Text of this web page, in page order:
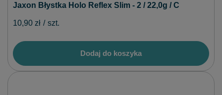
Jaxon Błystka Holo Reflex Slim - 2 / 22,0g / C
10,90 zł / szt.
Dodaj do koszyka